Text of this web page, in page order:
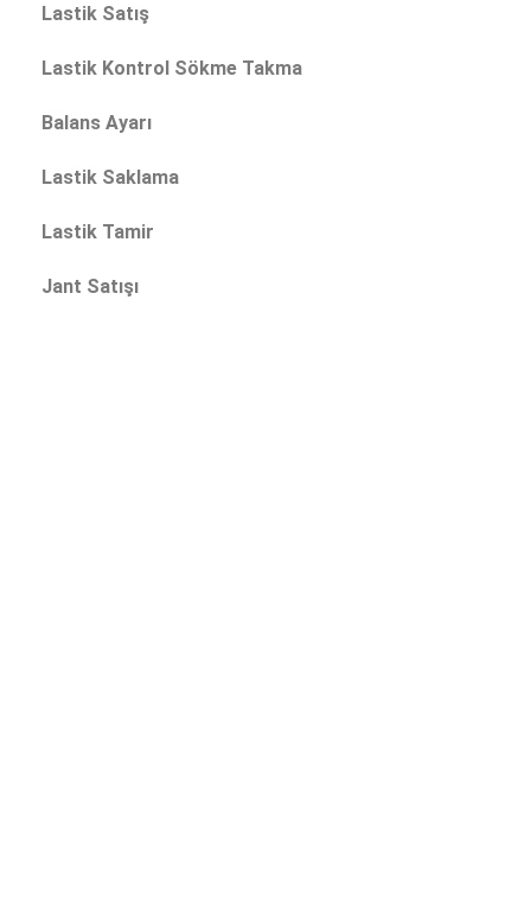
Lastik Satış
Lastik Kontrol Sökme Takma
Balans Ayarı
Lastik Saklama
Lastik Tamir
Jant Satışı